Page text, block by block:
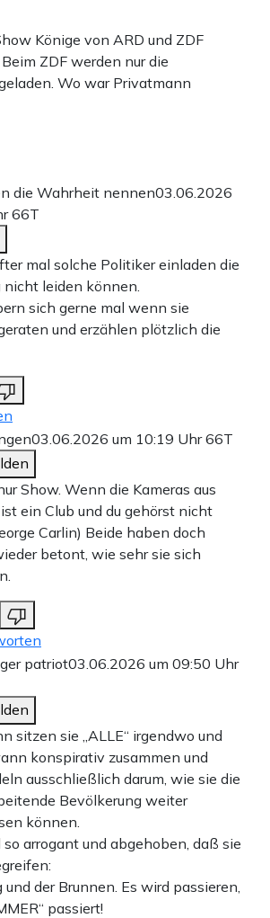
Könige von ARD und ZDF
Beim ZDF werden nur die
Wo war Privatmann
die Wahrheit nennen03.06.2026
66T
mal solche Politiker einladen die
leiden können.
sich gerne mal wenn sie
und erzählen plötzlich die
03.06.2026 um 10:19 Uhr66T
Show. Wenn die Kameras aus
ein Club und du gehörst nicht
Carlin) Beide haben doch
betont, wie sehr sie sich
patriot03.06.2026 um 09:50 Uhr
sitzen sie „ALLE“ irgendwo und
konspirativ zusammen und
ausschließlich darum, wie sie die
Bevölkerung weiter
können.
so arrogant und abgehoben, daß sie
und der Brunnen. Es wird passieren,
passiert!